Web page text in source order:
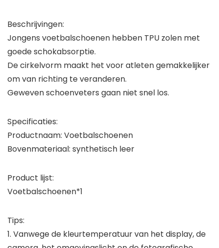
Beschrijvingen:
Jongens voetbalschoenen hebben TPU zolen met
goede schokabsorptie.
De cirkelvorm maakt het voor atleten gemakkelijker
om van richting te veranderen.
Geweven schoenveters gaan niet snel los.
Specificaties:
Productnaam: Voetbalschoenen
Bovenmateriaal: synthetisch leer
Product lijst:
Voetbalschoenen*1
Tips:
1. Vanwege de kleurtemperatuur van het display, de